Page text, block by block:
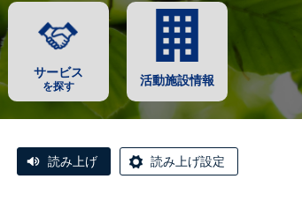
サービス
を探す 活動施設情報
読み上げ 読み上げ設定